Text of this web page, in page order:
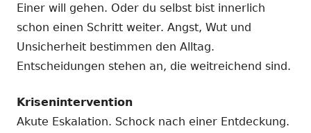
Einer will gehen. Oder du selbst bist innerlich
schon einen Schritt weiter. Angst, Wut und
Unsicherheit bestimmen den Alltag.
Entscheidungen stehen an, die weitreichend sind.
Krisenintervention
Akute Eskalation. Schock nach einer Entdeckung.